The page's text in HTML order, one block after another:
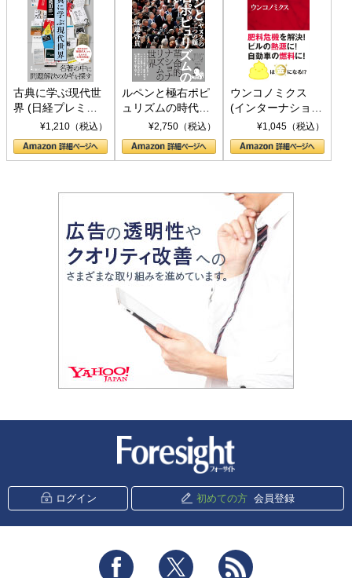
古典に学ぶ現代世
界 (日経プレミア
シリーズ)¥1,210（税込）
ルペンと極右ポピ
ュリズムの時代：
〈ヤヌス〉の二つ
の顔
¥2,750（税込）
ウンコノミクス
(インターナショナ
ル新書)¥1,045（税込）
ログイン 初めての方 会員登録
Facebook Twitter